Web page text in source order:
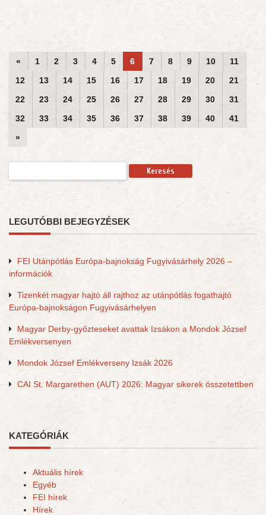
« 1 2 3 4 5 6 7 8 9 10
11
12
13 14 15 16 17 18 19 20
21
22
23 24 25 26 27 28 29 30
31
32
33 34 35 36 37 38 39 40
41
»
LEGUTÓBBI BEJEGYZÉSEK
FEI Utánpótlás Európa-bajnokság Fugyivásárhely 2026 –
információk
Tizenkét magyar hajtó áll rajthoz az utánpótlás fogathajtó
Európa-bajnokságon Fugyivásárhelyen
Magyar Derby-győzteseket avattak Izsákon a Mondok József
Emlékversenyen
Mondok József Emlékverseny Izsák 2026
CAI St. Margarethen (AUT) 2026: Magyar sikerek összetettben
KATEGÓRIÁK
Aktuális hírek
Egyéb
FEI hírek
Hírek